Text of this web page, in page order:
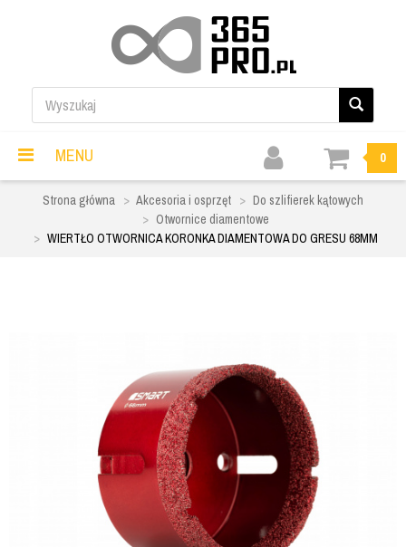
MENU 0
Strona główna Akcesoria i osprzęt
Do szlifierek kątowych
Otwornice diamentowe
WIERTŁO OTWORNICA KORONKA DIAMENTOWA DO GRESU 68MM